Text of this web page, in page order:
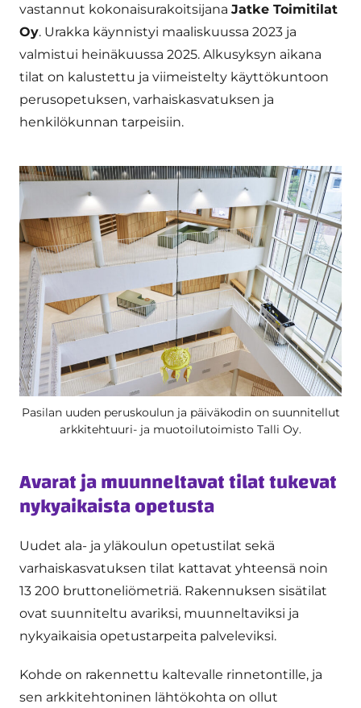
vastannut kokonaisurakoitsijana Jatke Toimitilat
Oy. Urakka käynnistyi maaliskuussa 2023 ja
valmistui heinäkuussa 2025. Alkusyksyn aikana
tilat on kalustettu ja viimeistelty käyttökuntoon
perusopetuksen, varhaiskasvatuksen ja
henkilökunnan tarpeisiin.
Pasilan uuden peruskoulun ja päiväkodin on suunnitellut
arkkitehtuuri- ja muotoilutoimisto Talli Oy.
Avarat ja muunneltavat tilat tukevat
nykyaikaista opetusta
Uudet ala- ja yläkoulun opetustilat sekä
varhaiskasvatuksen tilat kattavat yhteensä noin
13 200 bruttoneliömetriä. Rakennuksen sisätilat
ovat suunniteltu avariksi, muunneltaviksi ja
nykyaikaisia opetustarpeita palveleviksi.
Kohde on rakennettu kaltevalle rinnetontille, ja
sen arkkitehtoninen lähtökohta on ollut